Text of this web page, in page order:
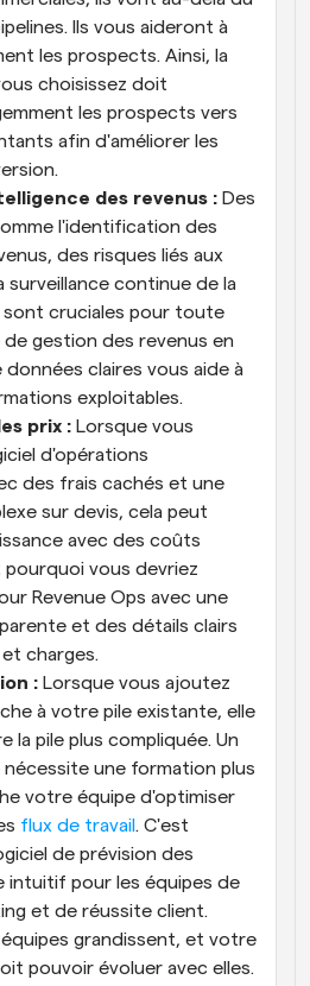
Ils vous aideront à
les prospects. Ainsi, la
choisissez doit
les prospects vers
afin d'améliorer les
des revenus : Des
l'identification des
des risques liés aux
surveillance continue de la
sont cruciales pour toute
gestion des revenus en
claires vous aide à
exploitables.
prix : Lorsque vous
d'opérations
des frais cachés et une
sur devis, cela peut
avec des coûts
vous devriez
Revenue Ops avec une
et des détails clairs
charges.
: Lorsque vous ajoutez
à votre pile existante, elle
la pile plus compliquée. Un
nécessite une formation plus
votre équipe d'optimiser
flux de travail . C'est
de prévision des
intuitif pour les équipes de
et de réussite client.
équipes grandissent, et votre
pouvoir évoluer avec elles.